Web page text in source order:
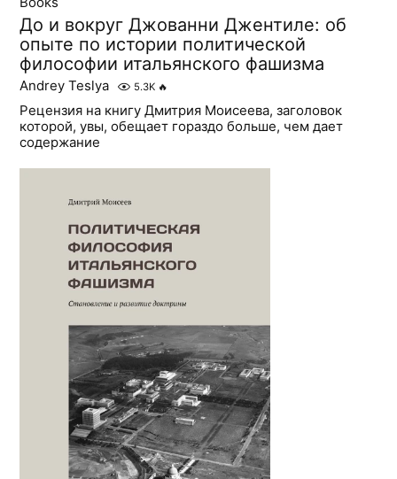
До и вокруг Джованни Джентиле: об
опыте по истории политической
философии итальянского фашизма
Andrey Teslya 5.3K 🔥
Рецензия на книгу Дмитрия Моисеева, заголовок
которой, увы, обещает гораздо больше, чем дает
содержание